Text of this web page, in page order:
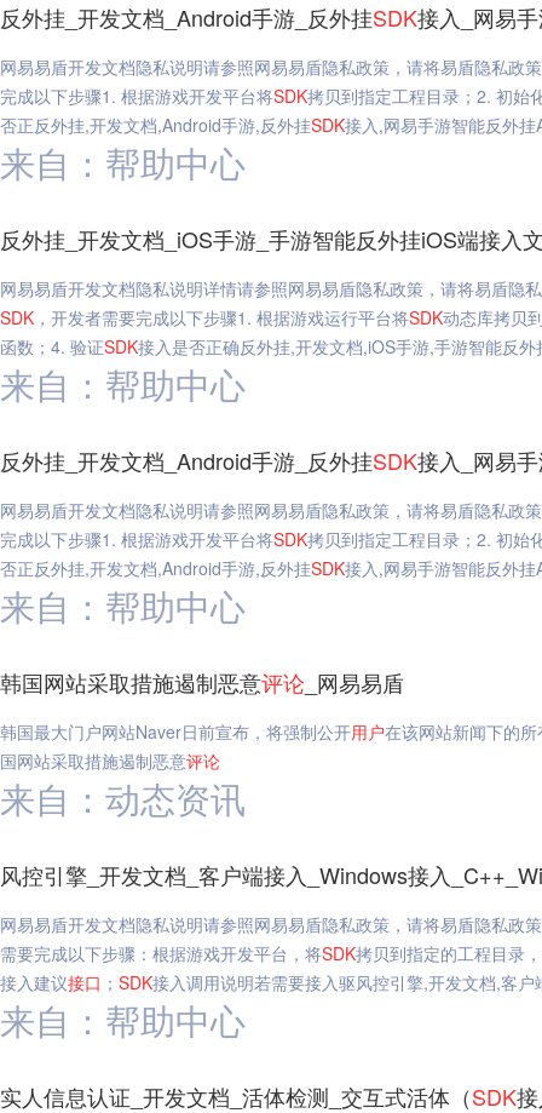
反外挂_开发文档_Android手游_反外挂SDK接入_网易手
网易易盾开发文档隐私说明请参照网易易盾隐私政策，请将易盾隐私政
完成以下步骤1. 根据游戏开发平台将SDK拷贝到指定工程目录；2. 初始
否正反外挂,开发文档,Android手游,反外挂SDK接入,网易手游智能反外
来自：帮助中心
反外挂_开发文档_iOS手游_手游智能反外挂iOS端接入
网易易盾开发文档隐私说明详情请参照网易易盾隐私政策，请将易盾隐
SDK ，开发者需要完成以下步骤1. 根据游戏运行平台将SDK动态库拷贝
函数；4. 验证SDK接入是否正确反外挂,开发文档,iOS手游,手游智能反
来自：帮助中心
反外挂_开发文档_Android手游_反外挂SDK接入_网易手
网易易盾开发文档隐私说明请参照网易易盾隐私政策，请将易盾隐私政
完成以下步骤1. 根据游戏开发平台将SDK拷贝到指定工程目录；2. 初始
否正反外挂,开发文档,Android手游,反外挂SDK接入,网易手游智能反外
来自：帮助中心
韩国网站采取措施遏制恶意评论 _网易易盾
韩国最大门户网站Naver日前宣布，将强制公开用户在该网站新闻下的所
国网站采取措施遏制恶意评论
来自：动态资讯
风控引擎_开发文档_客户端接入_Windows接入
网易易盾开发文档隐私说明请参照网易易盾隐私政策，请将易盾隐私政
需要完成以下步骤：根据游戏开发平台，将SDK拷贝到指定的工程目录
接入建议接口 ； SDK接入调用说明若需要接入驱风控引擎,开发文档,客
来自：帮助中心
实人信息认证_开发文档_活体检测_交互式活体（SDK